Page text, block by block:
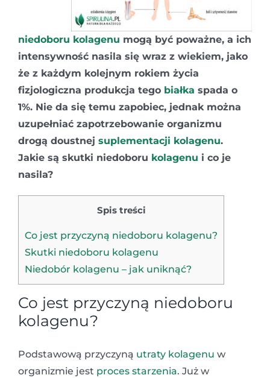
niedoboru kolagenu mogą być poważne, a ich
intensywność nasila się wraz z wiekiem, jako
że z każdym kolejnym rokiem życia
fizjologiczna produkcja tego białka spada o
1%. Nie da się temu zapobiec, jednak można
uzupełniać zapotrzebowanie organizmu
drogą doustnej suplementacji kolagenu.
Jakie są skutki niedoboru kolagenu i co je
nasila?
Spis treści
Co jest przyczyną niedoboru kolagenu?
Skutki niedoboru kolagenu
Niedobór kolagenu – jak uniknąć?
Co jest przyczyną niedoboru
kolagenu?
Podstawową przyczyną utraty kolagenu w
organizmie jest proces starzenia. Już w